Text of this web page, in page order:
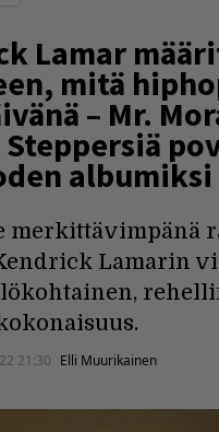
Lamar
mitä
– Mr.
albumiksi
merkittävimpänä
Lamarin
21:30 Elli Muurikainen